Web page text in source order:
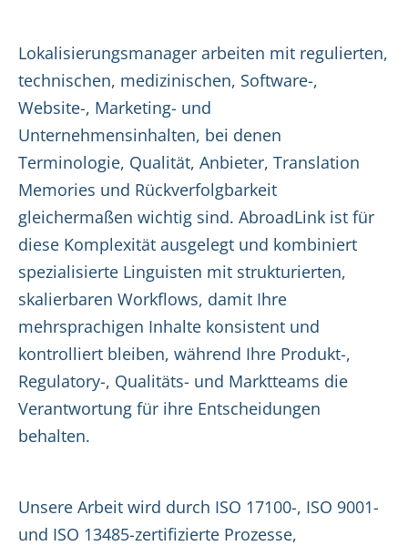
Lokalisierungsmanager arbeiten mit regulierten,
technischen, medizinischen, Software-,
Website-, Marketing- und
Unternehmensinhalten, bei denen
Terminologie, Qualität, Anbieter, Translation
Memories und Rückverfolgbarkeit
gleichermaßen wichtig sind. AbroadLink ist für
diese Komplexität ausgelegt und kombiniert
spezialisierte Linguisten mit strukturierten,
skalierbaren Workflows, damit Ihre
mehrsprachigen Inhalte konsistent und
kontrolliert bleiben, während Ihre Produkt-,
Regulatory-, Qualitäts- und Marktteams die
Verantwortung für ihre Entscheidungen
behalten.
Unsere Arbeit wird durch ISO 17100-, ISO 9001-
und ISO 13485-zertifizierte Prozesse,